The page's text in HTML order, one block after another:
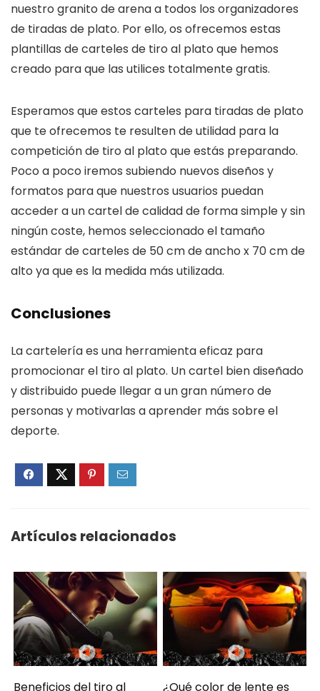
nuestro granito de arena a todos los organizadores
de tiradas de plato. Por ello, os ofrecemos estas
plantillas de carteles de tiro al plato que hemos
creado para que las utilices totalmente gratis.
Esperamos que estos carteles para tiradas de plato
que te ofrecemos te resulten de utilidad para la
competición de tiro al plato que estás preparando.
Poco a poco iremos subiendo nuevos diseños y
formatos para que nuestros usuarios puedan
acceder a un cartel de calidad de forma simple y sin
ningún coste, hemos seleccionado el tamaño
estándar de carteles de 50 cm de ancho x 70 cm de
alto ya que es la medida más utilizada.
Conclusiones
La cartelería es una herramienta eficaz para
promocionar el tiro al plato. Un cartel bien diseñado
y distribuido puede llegar a un gran número de
personas y motivarlas a aprender más sobre el
deporte.
Artículos relacionados
Beneficios del tiro al
¿Qué color de lente es